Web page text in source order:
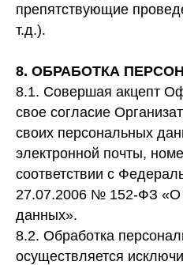
препятствующие
т.д.).
8. ОБРАБОТКА
8.1. Совершая акцепт
свое согласие
своих персональных
электронной почты,
соответствии с
27.07.2006 № 152-ФЗ «О
данных».
8.2. Обработка
осуществляется